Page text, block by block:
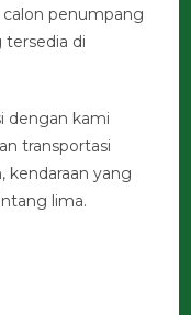
penumpang
tersedia di
dengan kami
transportasi
kendaraan yang
lima.